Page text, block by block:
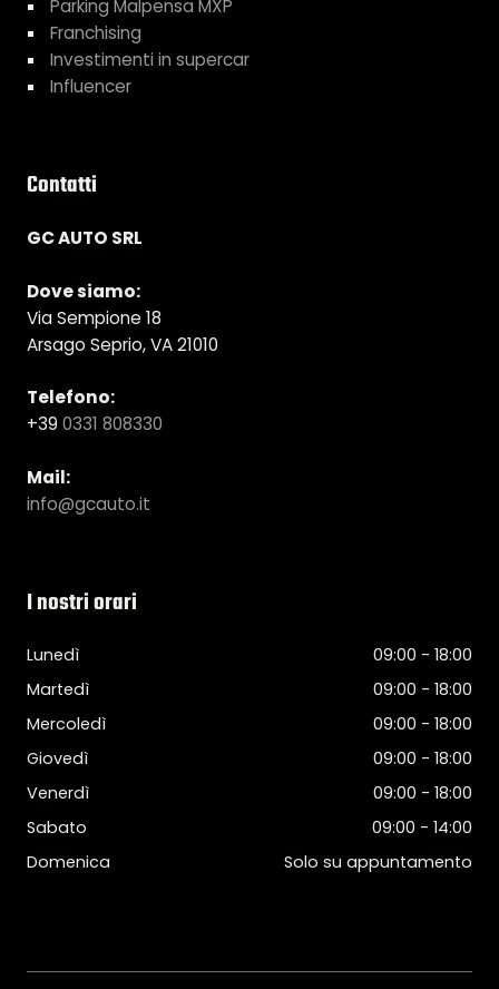
Parking Malpensa MXP
Franchising
Investimenti in supercar
Influencer
Contatti
GC AUTO SRL
Dove siamo:
Via Sempione 18
Arsago Seprio, VA 21010
Telefono:
+39 0331 808330
Mail:
info@gcauto.it
I nostri orari
Lunedì
09:00 - 18:00
Martedì
09:00 - 18:00
Mercoledì
09:00 - 18:00
Giovedì
09:00 - 18:00
Venerdì
09:00 - 18:00
Sabato
09:00 - 14:00
Domenica
Solo su appuntamento